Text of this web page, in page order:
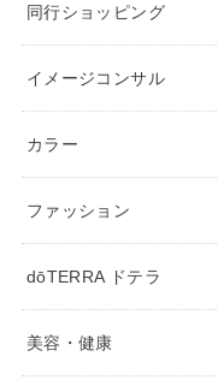
同行ショッピング
イメージコンサル
カラー
ファッション
dōTERRA ドテラ
美容・健康